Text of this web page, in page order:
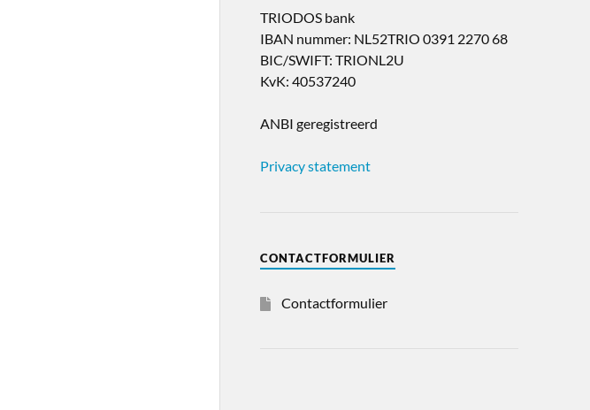
TRIODOS bank
IBAN nummer: NL52TRIO 0391 2270 68
BIC/SWIFT: TRIONL2U
KvK: 40537240
ANBI geregistreerd
Privacy statement
CONTACTFORMULIER
Contactformulier